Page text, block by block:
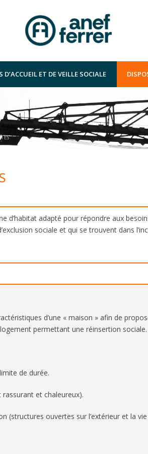
D’ACCUEIL ET DE VEILLE SOCIALE
d’habitat adapté pour répondre aux
sociale et qui se trouvent dans
d’une « maison » afin de
permettant une réinsertion sociale.
de durée.
et chaleureux).
(structures ouvertes sur l’extérieur et la